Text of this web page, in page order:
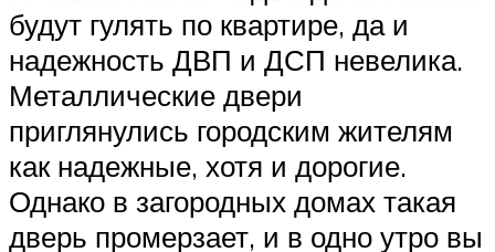
будут гулять по квартире, да и
надежность ДВП и ДСП невелика.
Металлические двери
приглянулись городским жителям
как надежные, хотя и дорогие.
Однако в загородных домах такая
дверь промерзает, и в одно утро вы